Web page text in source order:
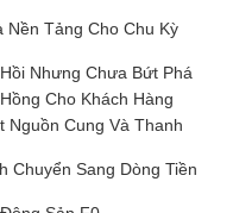
Nền Tảng Cho Chu Kỳ
Nhưng Chưa Bứt Phá
Cho Khách Hàng
Nguồn Cung Và Thanh
Chuyển Sang Dòng Tiền